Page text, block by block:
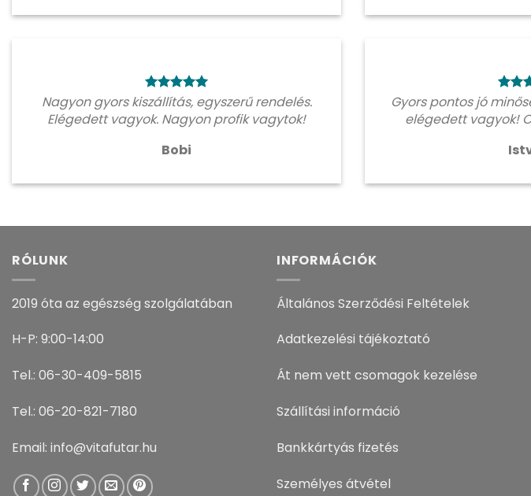
Nagyon gyors kiszállítás, egyszerű rendelés.
Elégedett vagyok. Nagyon profik vagytok!
Bobi
Gyors pontos jó
elégedett vagyok!
RÓLUNK
2019 óta az egészség szolgálatában
H-P: 9:00-14:00
Tel.: 06-30-409-5815
Tel.: 06-20-821-7180
Email: info@vitafutar.hu
INFORMÁCIÓK
Általános Szerződési Feltételek
Adatkezelési tájékoztató
Át nem vett csomagok kezelése
Szállítási információ
Bankkártyás fizetés
Személyes átvétel